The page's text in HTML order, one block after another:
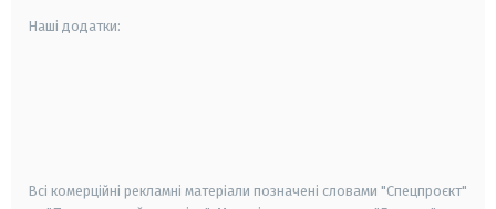
Наші додатки:
Всі комерційні рекламні матеріали позначені словами "Спецпроєкт"